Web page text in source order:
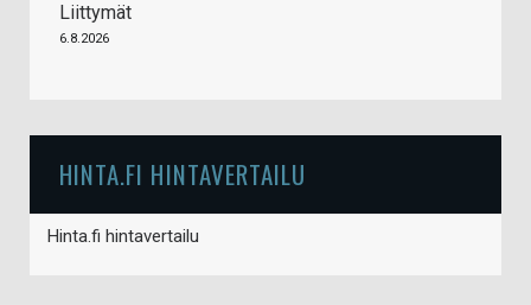
Liittymät
6.8.2026
HINTA.FI HINTAVERTAILU
Hinta.fi hintavertailu